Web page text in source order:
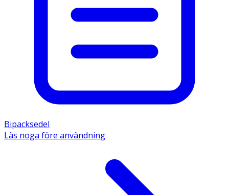
Bipacksedel
Läs noga före användning